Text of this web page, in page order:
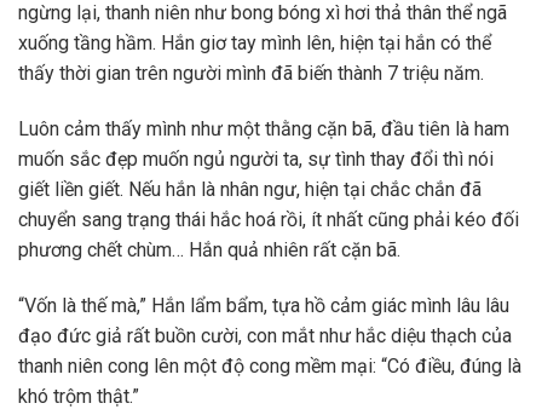
ngừng lại, thanh niên như bong bóng xì hơi thả thân thể ngã
xuống tầng hầm. Hắn giơ tay mình lên, hiện tại hắn có thể
thấy thời gian trên người mình đã biến thành 7 triệu năm.
Luôn cảm thấy mình như một thằng cặn bã, đầu tiên là ham
muốn sắc đẹp muốn ngủ người ta, sự tình thay đổi thì nói
giết liền giết. Nếu hắn là nhân ngư, hiện tại chắc chắn đã
chuyển sang trạng thái hắc hoá rồi, ít nhất cũng phải kéo đối
phương chết chùm… Hắn quả nhiên rất cặn bã.
“Vốn là thế mà,” Hắn lẩm bẩm, tựa hồ cảm giác mình lâu lâu
đạo đức giả rất buồn cười, con mắt như hắc diệu thạch của
thanh niên cong lên một độ cong mềm mại: “Có điều, đúng là
khó trộm thật.”